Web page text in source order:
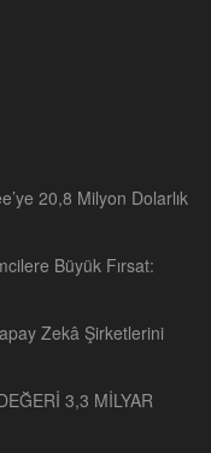
20,8 Milyon Dolarlık
Büyük Fırsat:
Zekâ Şirketlerini
3,3 MİLYAR